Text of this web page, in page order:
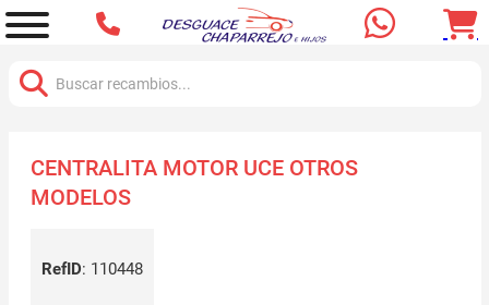
CENTRALITA MOTOR UCE OTROS
MODELOS
RefID: 110448